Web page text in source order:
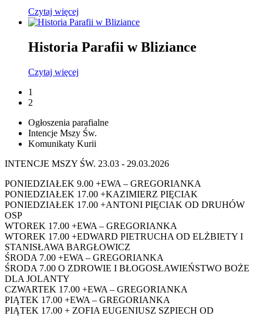
Czytaj więcej
Historia Parafii w Bliziance
Czytaj więcej
1
2
Ogłoszenia parafialne
Intencje Mszy Św.
Komunikaty Kurii
INTENCJE MSZY ŚW. 23.03 - 29.03.2026
PONIEDZIAŁEK 9.00 +EWA – GREGORIANKA
PONIEDZIAŁEK 17.00 +KAZIMIERZ PIĘCIAK
PONIEDZIAŁEK 17.00 +ANTONI PIĘCIAK OD DRUHÓW
OSP
WTOREK 17.00 +EWA – GREGORIANKA
WTOREK 17.00 +EDWARD PIETRUCHA OD ELŻBIETY I
STANISŁAWA BARGŁOWICZ
ŚRODA 7.00 +EWA – GREGORIANKA
ŚRODA 7.00 O ZDROWIE I BŁOGOSŁAWIEŃSTWO BOŻE
DLA JOLANTY
CZWARTEK 17.00 +EWA – GREGORIANKA
PIĄTEK 17.00 +EWA – GREGORIANKA
PIĄTEK 17.00 + ZOFIA EUGENIUSZ SZPIECH OD